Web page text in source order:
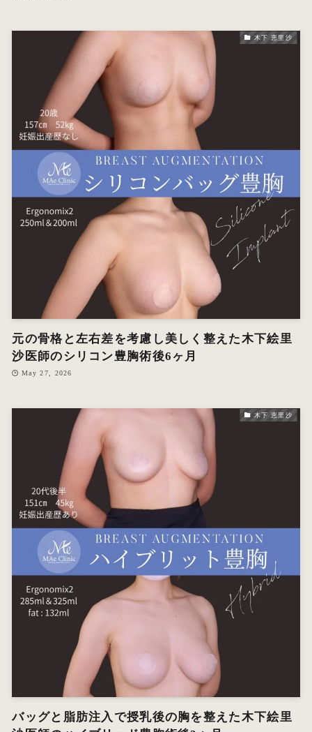
木下 恵里沙
元の骨格と左右差を考慮し美しく整えた木下絵里
沙医師のシリコン豊胸術後6ヶ月
May 27, 2026
木下 恵里沙
バッグと脂肪注入で授乳後の胸を整えた木下絵里